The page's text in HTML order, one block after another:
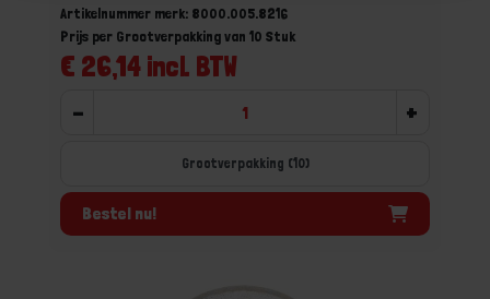
Artikelnummer merk: 8000.005.8216
€ 26,14 incl. BTW
Prijs per Grootverpakking van 10 Stuk
- +
Grootverpakking (10)
Bestel nu!